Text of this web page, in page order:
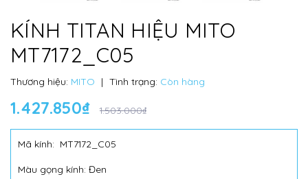
KÍNH TITAN HIỆU MITO
MT7172_C05
Thương hiệu: MITO | Tình trạng: Còn hàng
1.427.850₫ 1.503.000₫
Mã kính: MT7172_C05
Màu gọng kính: Đen